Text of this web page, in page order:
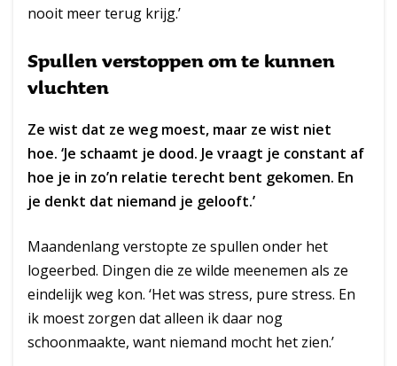
nooit meer terug krijg.’
Spullen verstoppen om te kunnen
vluchten
Ze wist dat ze weg moest, maar ze wist niet
hoe. ‘Je schaamt je dood. Je vraagt je constant af
hoe je in zo’n relatie terecht bent gekomen. En
je denkt dat niemand je gelooft.’
Maandenlang verstopte ze spullen onder het
logeerbed. Dingen die ze wilde meenemen als ze
eindelijk weg kon. ‘Het was stress, pure stress. En
ik moest zorgen dat alleen ik daar nog
schoonmaakte, want niemand mocht het zien.’